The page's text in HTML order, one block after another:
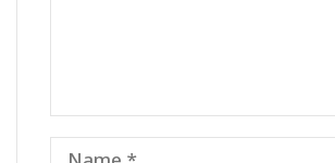
Name